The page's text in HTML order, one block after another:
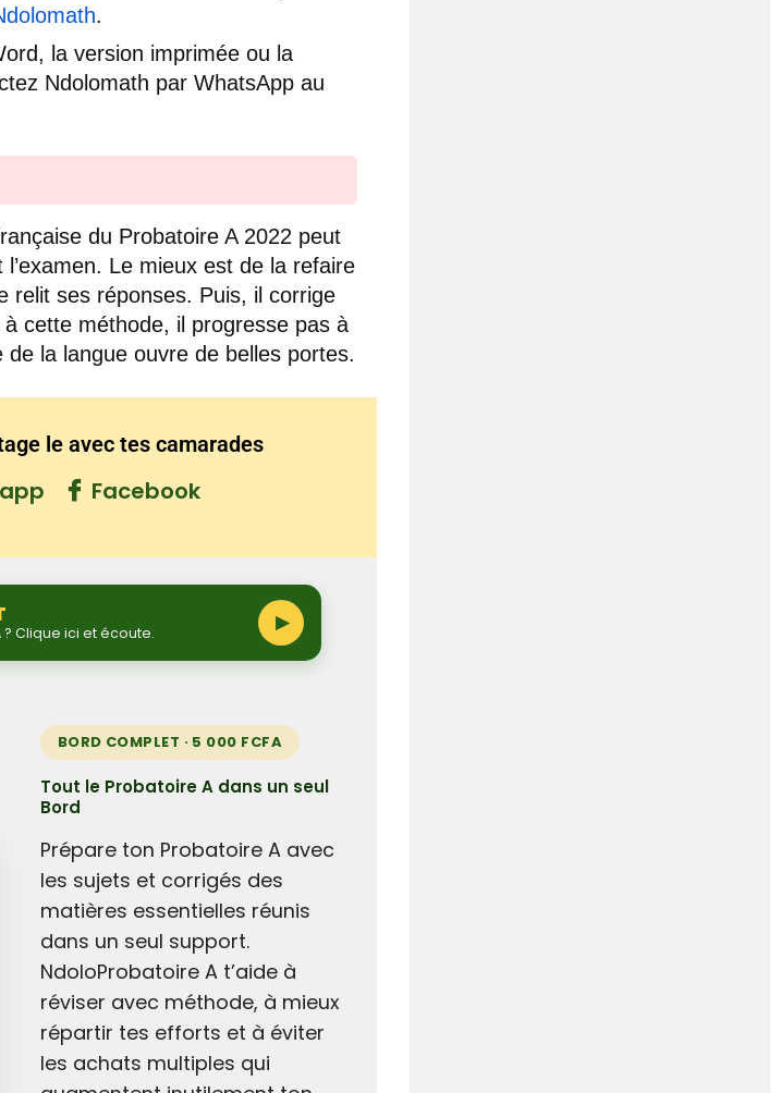
.
la version imprimée ou la
Ndolomath par WhatsApp au
du Probatoire A 2022 peut
Le mieux est de la refaire
relit ses réponses. Puis, il corrige
cette méthode, il progresse pas à
la langue ouvre de belles portes.
le avec tes camarades
Facebook
Clique ici et écoute. ▶
BORD COMPLET · 5 000 FCFA
Tout le Probatoire A dans un seul
Bord
Prépare ton Probatoire A avec
les sujets et corrigés des
matières essentielles réunis
dans un seul support.
NdoloProbatoire A t’aide à
réviser avec méthode, à mieux
répartir tes efforts et à éviter
les achats multiples qui